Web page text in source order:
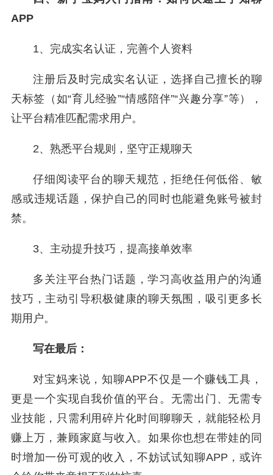
APP
1、完成实名认证，完善个人资料
注册后及时完成实名认证，选择自己擅长的聊
天标签（如“育儿经验”“情感陪伴”“兴趣分享”等），
让平台精准匹配需求用户。
2、熟悉平台规则，坚守正规聊天
仔细阅读平台的聊天规范，拒绝任何低俗、敏
感或违规话题，保护自己的同时也能避免账号被封
禁。
3、主动提升技巧，提高接单效率
多关注平台热门话题，学习高收益用户的沟通
技巧，主动引导积极健康的聊天氛围，吸引更多长
期用户。
写在最后：
对宝妈来说，知聊APP不仅是一个赚钱工具，
更是一个实现自我价值的平台。无需出门、无需专
业技能，只需利用碎片化时间聊聊天，就能轻松月
赚上万，兼顾家庭与收入。如果你也想在带娃的同
时增加一份可观的收入，不妨试试知聊APP，或许